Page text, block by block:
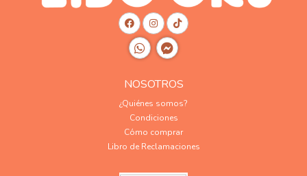
NOSOTROS
¿Quiénes somos?
Condiciones
Cómo comprar
Libro de Reclamaciones